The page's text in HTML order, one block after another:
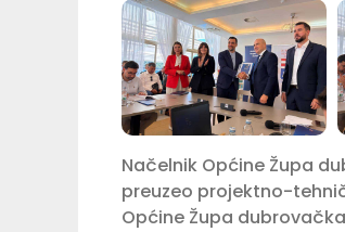
Načelnik Općine Župa
preuzeo projektno-
Općine Župa